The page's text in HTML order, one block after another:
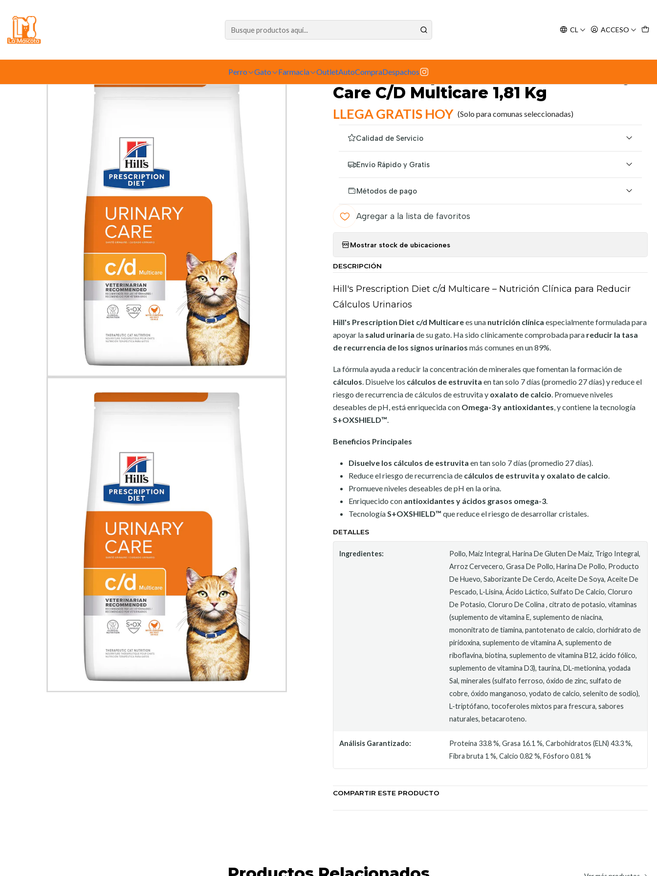
CL ACCESO
Perro Gato Farmacia OutletAutoCompraDespachos
Alimento para Gatos Cuidado Especial Urinario Hills Prescription Diet Feline Urinary Care C/D Multicare 1,81 Kg
Hills Prescription Diet Feline Urinary
Care C/D Multicare 1,81 Kg
LLEGA GRATIS HOY (Solo para comunas seleccionadas)
Calidad de Servicio
Envío Rápido y Gratis
Métodos de pago
Agregar a la lista de favoritos
Mostrar stock de ubicaciones
DESCRIPCIÓN
Hill's Prescription Diet c/d Multicare – Nutrición Clínica para Reducir
Cálculos Urinarios
Hill's Prescription Diet c/d Multicarees una nutrición clínica especialmente formulada para
apoyar la salud urinaria de su gato. Ha sido clínicamente comprobada para reducir la tasa
de recurrencia de los signos urinarios más comunes en un 89%.
La fórmula ayuda a reducir la concentración de minerales que fomentan la formación de
cálculos. Disuelve los cálculos de estruvita en tan solo 7 días (promedio 27 días) y reduce el
riesgo de recurrencia de cálculos de estruvita y oxalato de calcio. Promueve niveles
deseables de pH, está enriquecida con Omega-3 y antioxidantes, y contiene la tecnología
S+OXSHIELD™.
Beneficios Principales
Disuelve los cálculos de estruvita en tan solo 7 días (promedio 27 días).
Reduce el riesgo de recurrencia de cálculos de estruvita y oxalato de calcio.
Promueve niveles deseables de pH en la orina.
Enriquecido con antioxidantes y ácidos grasos omega-3.
TecnologíaS+OXSHIELD™ que reduce el riesgo de desarrollar cristales.
DETALLES
Ingredientes:
Pollo, Maíz Integral, Harina De Gluten De Maíz, Trigo Integral,
Arroz Cervecero, Grasa De Pollo, Harina De Pollo, Producto
De Huevo, Saborizante De Cerdo, Aceite De Soya, Aceite De
Pescado, L-Lisina, Ácido Láctico, Sulfato De Calcio, Cloruro
De Potasio, Cloruro De Colina , citrato de potasio, vitaminas
(suplemento de vitamina E, suplemento de niacina,
mononitrato de tiamina, pantotenato de calcio, clorhidrato de
piridoxina, suplemento de vitamina A, suplemento de
riboflavina, biotina, suplemento de vitamina B12, ácido fólico,
suplemento de vitamina D3), taurina, DL-metionina, yodada
Sal, minerales (sulfato ferroso, óxido de zinc, sulfato de
cobre, óxido manganoso, yodato de calcio, selenito de sodio),
L-triptófano, tocoferoles mixtos para frescura, sabores
naturales, betacaroteno.
Análisis Garantizado:
Proteína 33.8 %, Grasa 16.1 %, Carbohidratos (ELN) 43.3 %,
Fibra bruta 1 %, Calcio 0.82 %, Fósforo 0.81 %
COMPARTIR ESTE PRODUCTO